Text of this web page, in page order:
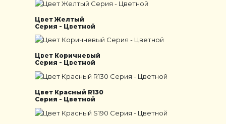
Цвет Желтый
Серия - Цветной
Цвет Коричневый
Серия - Цветной
Цвет Красный R130
Серия - Цветной